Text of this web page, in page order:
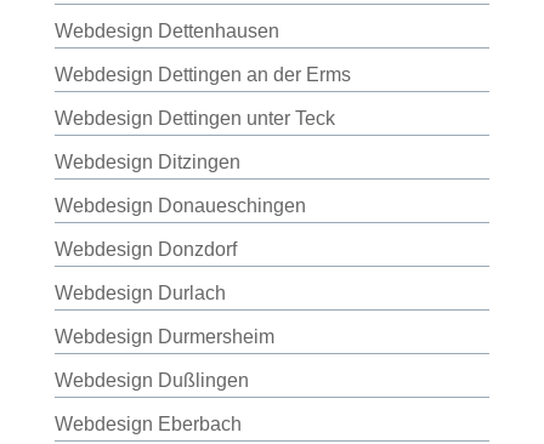
Webdesign Dettenhausen
Webdesign Dettingen an der Erms
Webdesign Dettingen unter Teck
Webdesign Ditzingen
Webdesign Donaueschingen
Webdesign Donzdorf
Webdesign Durlach
Webdesign Durmersheim
Webdesign Dußlingen
Webdesign Eberbach